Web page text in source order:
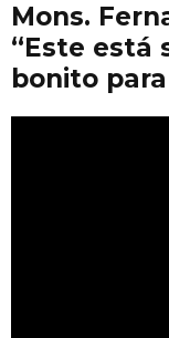
Mons.
“Este está
bonito